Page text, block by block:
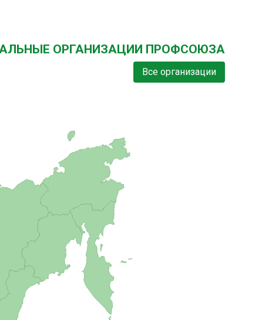
ОРГАНИЗАЦИИ ПРОФСОЮЗА
Все организации